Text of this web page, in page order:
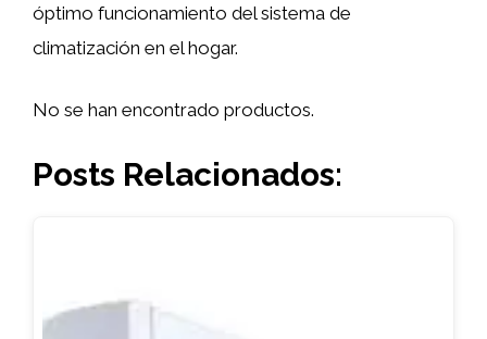
óptimo funcionamiento del sistema de
climatización en el hogar.
No se han encontrado productos.
Posts Relacionados: